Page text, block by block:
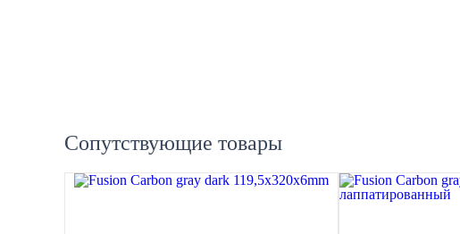
Сопутствующие товары